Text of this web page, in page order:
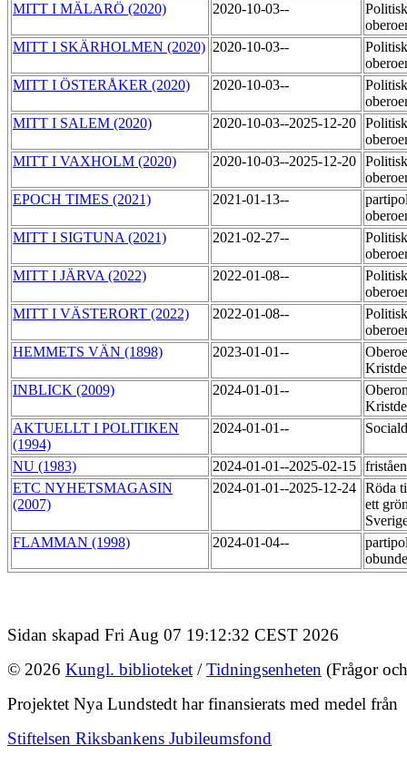
MITT I MÄLARÖ (2020) 2020-10-03--
MITT I SKÄRHOLMEN (2020) 2020-10-03--
MITT I ÖSTERÅKER (2020)
2020-10-03--
MITT I SALEM (2020)
2020-10-03--2025-12-20
MITT I VAXHOLM (2020)
2020-10-03--2025-12-20
EPOCH TIMES (2021)
2021-01-13--
MITT I SIGTUNA (2021)
2021-02-27--
MITT I JÄRVA (2022)
2022-01-08--
MITT I VÄSTERORT (2022)
2022-01-08--
HEMMETS VÄN (1898)
2023-01-01--
INBLICK (2009)
2024-01-01--
AKTUELLT I POLITIKEN
(1994)
2024-01-01--
NU (1983) 2024-01-01--2025-02-15
ETC NYHETSMAGASIN
(2007)
2024-01-01--2025-12-24 Röda
ett
FLAMMAN (1998)
2024-01-04--
Sidan skapad Fri Aug 07 19:12:32 CEST 2026
© 2026 Kungl. biblioteket /Tidningsenheten (Frågor
Projektet Nya Lundstedt har finansierats med medel från
Stiftelsen Riksbankens Jubileumsfond